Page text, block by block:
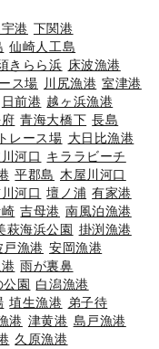
港 下関港
仙崎人工島
きらら浜 床波漁港
ス場 川尻漁港 室津港
日前港 越ヶ浜漁港
青海大橋下 長島
レース場 大日比漁港
河口 キララビーチ
平郡島 木屋川河口
河口 壇ノ浦 有家港
吉母港 南風泊漁港
萩海浜公園 掛渕漁港
戸漁港 安岡漁港
雨が裏鼻
公園 白潟漁港
埴生漁港 弟子待
港 津黄港 島戸漁港
久原漁港